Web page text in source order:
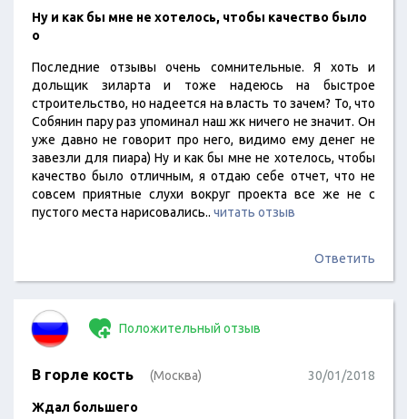
Ну и как бы мне не хотелось, чтобы качество было
о
Последние отзывы очень сомнительные. Я хоть и
дольщик зиларта и тоже надеюсь на быстрое
строительство, но надеется на власть то зачем? То, что
Собянин пару раз упоминал наш жк ничего не значит. Он
уже давно не говорит про него, видимо ему денег не
завезли для пиара) Ну и как бы мне не хотелось, чтобы
качество было отличным, я отдаю себе отчет, что не
совсем приятные слухи вокруг проекта все же не с
пустого места нарисовались.. читать отзыв
Ответить
Положительный отзыв
В горле кость (Москва) 30/01/2018
​Ждал большего